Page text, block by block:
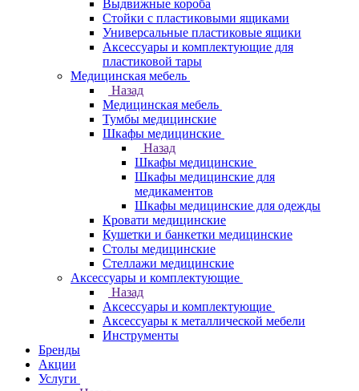
Выдвижные короба
Стойки с пластиковыми ящиками
Универсальные пластиковые ящики
Аксессуары и комплектующие для
пластиковой тары
Медицинская мебель
Назад
Медицинская мебель
Тумбы медицинские
Шкафы медицинские
Назад
Шкафы медицинские
Шкафы медицинские для
медикаментов
Шкафы медицинские для одежды
Кровати медицинские
Кушетки и банкетки медицинские
Столы медицинские
Стеллажи медицинские
Аксессуары и комплектующие
Назад
Аксессуары и комплектующие
Аксессуары к металлической мебели
Инструменты
Бренды
Акции
Услуги